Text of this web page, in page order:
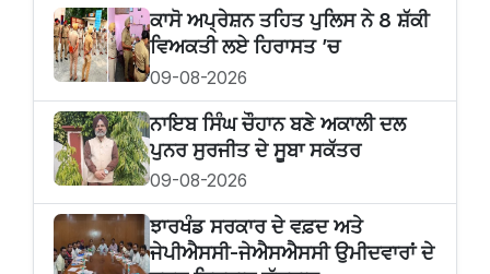
ਕਾਸੋ ਅਪ੍ਰੇਸ਼ਨ ਤਹਿਤ ਪੁਲਿਸ ਨੇ 8 ਸ਼ੱਕੀ
ਵਿਅਕਤੀ ਲਏ ਹਿਰਾਸਤ ’ਚ
09-08-2026
ਨਾਇਬ ਸਿੰਘ ਚੌਹਾਨ ਬਣੇ ਅਕਾਲੀ ਦਲ
ਪੁਨਰ ਸੁਰਜੀਤ ਦੇ ਸੂਬਾ ਸਕੱਤਰ
09-08-2026
ਝਾਰਖੰਡ ਸਰਕਾਰ ਦੇ ਵਫ਼ਦ ਅਤੇ
ਜੇਪੀਐਸਸੀ-ਜੇਐਸਐਸਸੀ ਉਮੀਦਵਾਰਾਂ ਦੇ